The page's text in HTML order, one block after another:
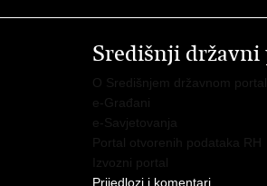
Središnji državni
O Središnjem državnom
e-Građani
e-Savjetovanja
Portal otvorenih podataka RH
Izvozni portal
Prijedlozi i komentari